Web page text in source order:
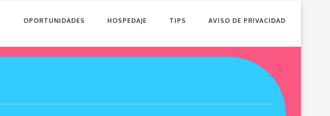
OPORTUNIDADES HOSPEDAJE TIPS AVISO DE PRIVACIDAD